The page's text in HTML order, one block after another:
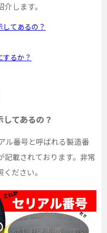
します。
てあるの？
るか？
てあるの？
ル番号と呼ばれる製造番
載されております。非常
ださい。